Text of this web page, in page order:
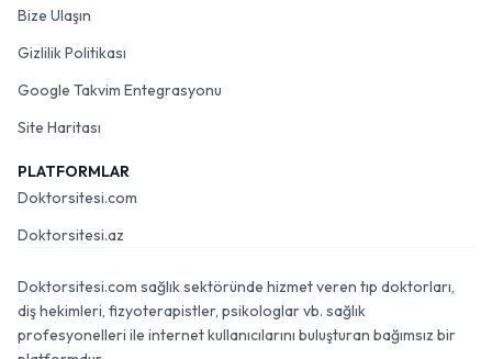
Bize Ulaşın
Gizlilik Politikası
Google Takvim Entegrasyonu
Site Haritası
PLATFORMLAR
Doktorsitesi.com
Doktorsitesi.az
Doktorsitesi.com sağlık sektöründe hizmet veren tıp doktorları,
diş hekimleri, fizyoterapistler, psikologlar vb. sağlık
profesyonelleri ile internet kullanıcılarını buluşturan bağımsız bir